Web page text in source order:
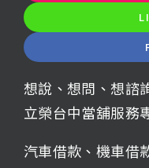
想說、想問、想諮
立榮台中當舖服務
汽車借款 、 機車借